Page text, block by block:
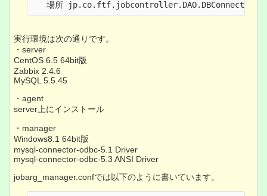
実行環境は次の通りです。
・server
CentOS 6.5 64bit版
Zabbix 2.4.6
MySQL 5.5.45
・agent
server上にインストール
・manager
Windows8.1 64bit版
mysql-connector-odbc-5.1 Driver
mysql-connector-odbc-5.3 ANSI Driver
jobarg_manager.confでは以下のように書いています。